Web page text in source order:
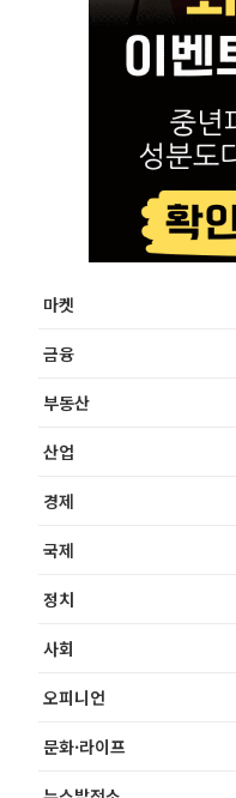
마켓
금융
부동산
산업
경제
국제
정치
사회
오피니언
문화·라이프